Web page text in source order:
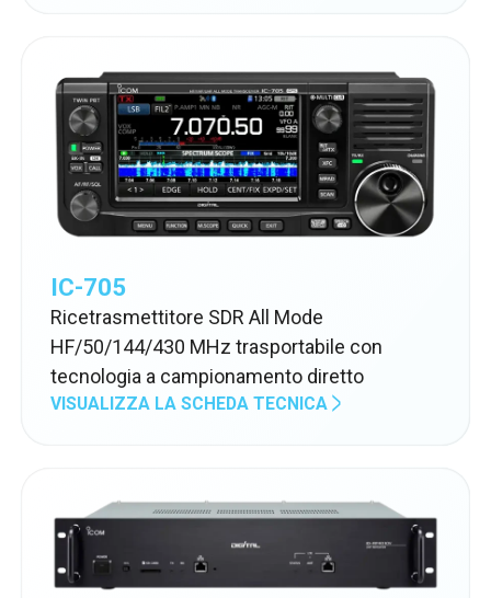
IC-705
Ricetrasmettitore SDR All Mode
HF/50/144/430 MHz trasportabile con
tecnologia a campionamento diretto
VISUALIZZA LA SCHEDA TECNICA